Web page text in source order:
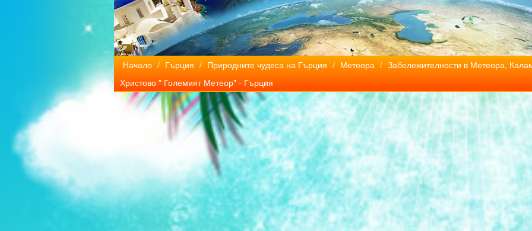
Начало / Гърция / Природните чудеса на Гърция / Метеора / Забележителности в Метеора,
Христово " Големият Метеор" - Гърция